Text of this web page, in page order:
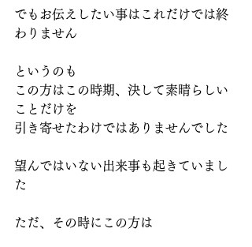
でもお伝えしたい事はこれだけでは終
わりません
というのも
この方はこの時期、決して素晴らしい
ことだけを
引き寄せたわけではありませんでした
望んではいない出来事も起きていまし
た
ただ、その時にこの方は